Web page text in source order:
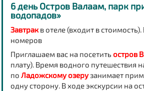
6 день Остров Валаам, парк
водопадов»
Завтракв отеле (входит в
номеров
Приглашаем вас на посетить остров
плату). Время водного путешествия
по Ладожскому озерузанимает
одну сторону. В ходе экскурсии на